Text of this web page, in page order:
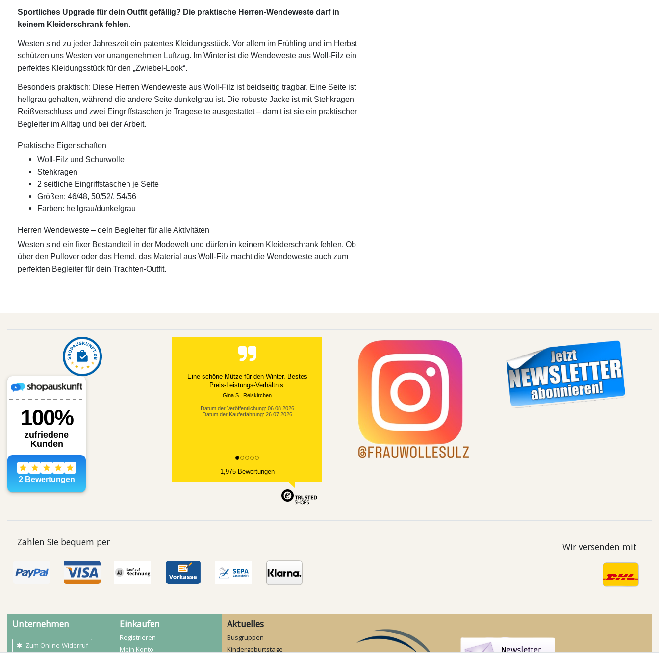
Sportliches Upgrade für dein Outfit gefällig? Die praktische Herren-Wendeweste darf in
keinem Kleiderschrank fehlen.
Westen sind zu jeder Jahreszeit ein patentes Kleidungsstück. Vor allem im Frühling und im Herbst
schützen uns Westen vor unangenehmen Luftzug. Im Winter ist die Wendeweste aus Woll-Filz ein
perfektes Kleidungsstück für den „Zwiebel-Look“.
Besonders praktisch: Diese Herren Wendeweste aus Woll-Filz ist beidseitig tragbar. Eine Seite ist
hellgrau gehalten, während die andere Seite dunkelgrau ist. Die robuste Jacke ist mit Stehkragen,
Reißverschluss und zwei Eingriffstaschen je Trageseite ausgestattet – damit ist sie ein praktischer
Begleiter im Alltag und bei der Arbeit.
Praktische Eigenschaften
Woll-Filz und Schurwolle
Stehkragen
2 seitliche Eingriffstaschen je Seite
Größen: 46/48, 50/52/, 54/56
Farben: hellgrau/dunkelgrau
Herren Wendeweste – dein Begleiter für alle Aktivitäten
Westen sind ein fixer Bestandteil in der Modewelt und dürfen in keinem Kleiderschrank fehlen. Ob
über den Pullover oder das Hemd, das Material aus Woll-Filz macht die Wendeweste auch zum
perfekten Begleiter für dein Trachten-Outfit.
Eine schöne Mütze für den Winter. Bestes
Preis-Leistungs-Verhältnis.
Gina S., Reiskirchen
Datum der Veröffentlichung: 06.08.2026
Datum der Kauferfahrung: 26.07.2026
1,975 Bewertungen
Zahlen Sie bequem per Wir versenden mit
Unternehmen
Zum Online-Widerruf
Einkaufen
Registrieren
Mein Konto
Aktuelles
Busgruppen
Kindergeburtstage